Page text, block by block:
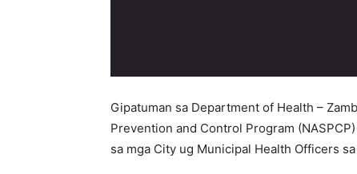
Gipatuman sa Department of Health –
Prevention and Control Program
sa mga City ug Municipal Health Officers